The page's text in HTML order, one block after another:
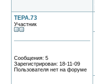
TEPA.73
Участник
Сообщения: 5
Зарегистрирован: 18-11-09
Пользователя нет на форуме